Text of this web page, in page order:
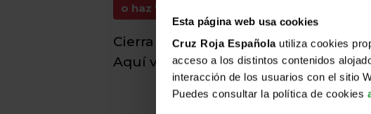
Esta página web usa cookies
Cruz Roja Españolautiliza cookies
acceso a los distintos contenidos
interacción de los usuarios con el sitio
Puedes consultar la política de cookies
o haz 'click' sobre sus apartados...
Cierra los ojos y relájate.
Aquí viene la pregunta del millón...
¿y